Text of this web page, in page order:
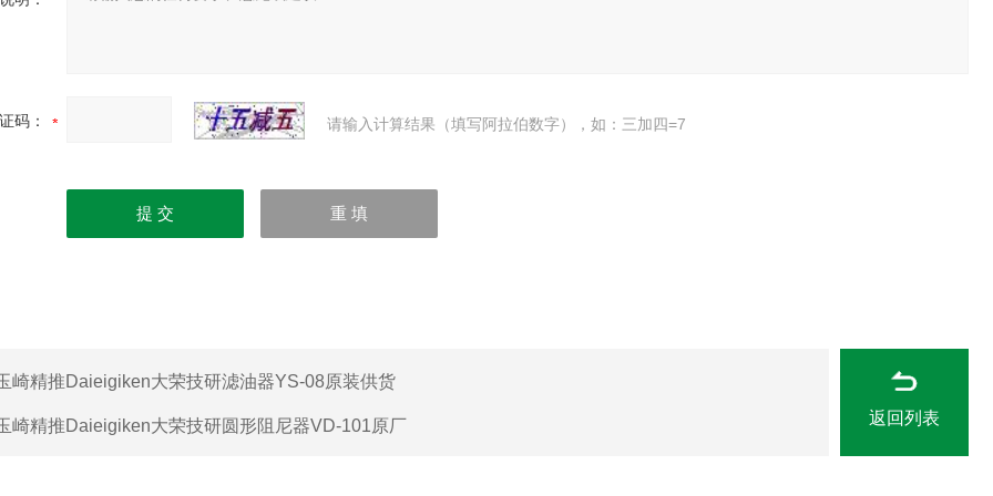
码： 请输入计算结果（填写阿拉伯数字），如：三加四=7
崎精推Daieigiken大荣技研滤油器YS-08原装供货
崎精推Daieigiken大荣技研圆形阻尼器VD-101原厂 返回列表